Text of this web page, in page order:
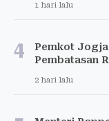
1 hari lalu
4
Pemkot
Pembatasan
2 hari lalu